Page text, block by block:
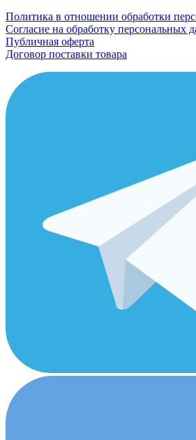
Политика в отношении обработки
Согласие на обработку персональных
Публичная оферта
Договор поставки товара